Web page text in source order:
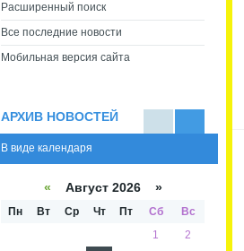
Расширенный поиск
Все последние новости
Мобильная версия сайта
АРХИВ НОВОСТЕЙ
кален
списк
В виде календаря
« Август 2026 »
Пн Вт Ср Чт Пт Сб
Вс
1
2